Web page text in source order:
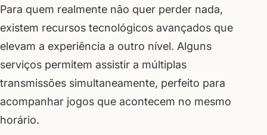
Para quem realmente não quer perder nada,
existem recursos tecnológicos avançados que
elevam a experiência a outro nível. Alguns
serviços permitem assistir a múltiplas
transmissões simultaneamente, perfeito para
acompanhar jogos que acontecem no mesmo
horário.